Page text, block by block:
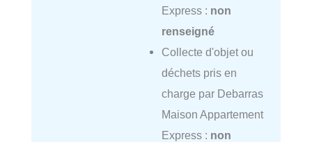
Express : non
renseigné
Collecte d'objet ou
déchets pris en
charge par Debarras
Maison Appartement
Express : non